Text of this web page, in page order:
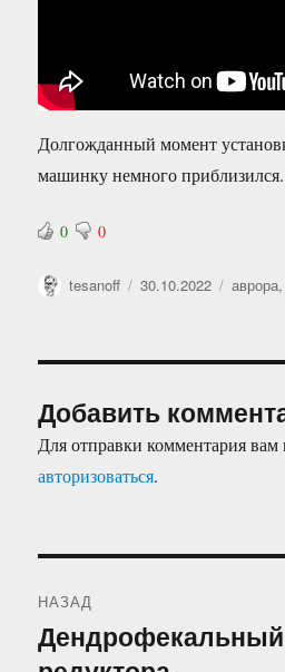
Долгожданный момент
машинку немного приблизился.
0 0
Автор
tesanoff Опубликовано
30.10.2022 Рубрики
аврора,
Добавить
Для отправки комментария вам
авторизоваться.
по
НАЗАД
Предыдущая
запись:
Дендрофекальный